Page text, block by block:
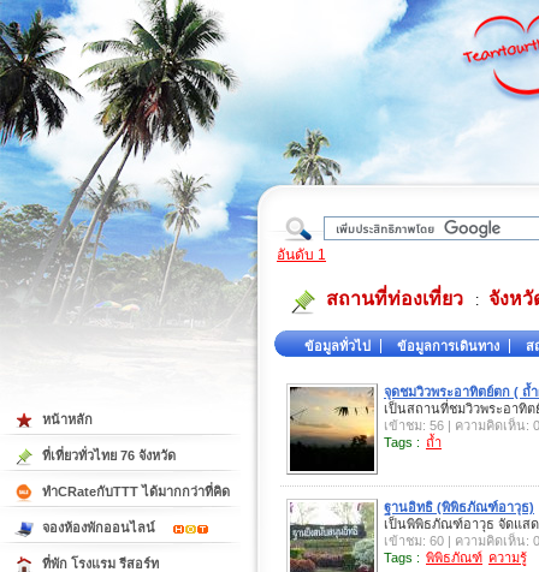
ต้
อันดับ 1
สถานที่ท่องเที่ยว : จังห
ข้อมูลทั่วไป ข้อมูลการเดินทาง ส
จุดชมวิวพระอาทิตย์ตก ( ถ้ำ
เป็นสถานที่ชมวิวพระอาทิต
เข้าชม: 56 | ความคิดเห็น: 0
Tags : ถ้ำ
ฐานอิทธิ (พิพิธภัณฑ์อาวุธ)
เป็นพิพิธภัณฑ์อาวุธ จัดแส
เข้าชม: 60 | ความคิดเห็น: 0
Tags : พิพิธภัณฑ์ ความรู้
หน้าหลัก
ที่เที่ยวทั่วไทย 76 จังหวัด
ทำCRateกับTTT ได้มากกว่าที่คิด
จองห้องพักออนไลน์
ที่พัก โรงแรม รีสอร์ท